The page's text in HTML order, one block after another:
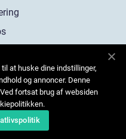
osat huske dine indstillinger,
og annoncer. Denne
fortsat brug af websiden